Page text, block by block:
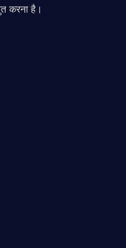
करना है।